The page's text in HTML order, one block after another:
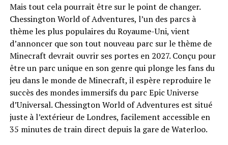
Mais tout cela pourrait être sur le point de changer.
Chessington World of Adventures, l’un des parcs à
thème les plus populaires du Royaume-Uni, vient
d’annoncer que son tout nouveau parc sur le thème de
Minecraft devrait ouvrir ses portes en 2027. Conçu pour
être un parc unique en son genre qui plonge les fans du
jeu dans le monde de Minecraft, il espère reproduire le
succès des mondes immersifs du parc Epic Universe
d’Universal. Chessington World of Adventures est situé
juste à l’extérieur de Londres, facilement accessible en
35 minutes de train direct depuis la gare de Waterloo.